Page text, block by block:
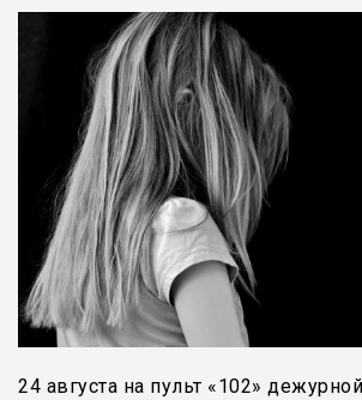
24 августа на пульт «102»